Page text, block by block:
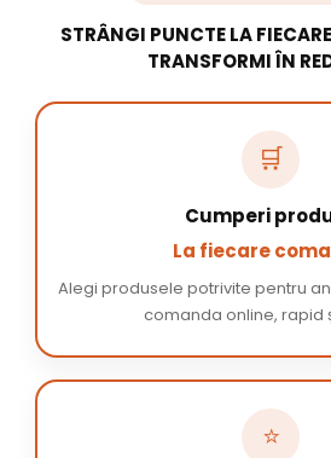
STRÂNGI PUNCTE LA
TRANSFORMI ÎN
🛒
Cumperi
La fiecare
Alegi produsele potrivite pentru
comanda online, rapid
⭐